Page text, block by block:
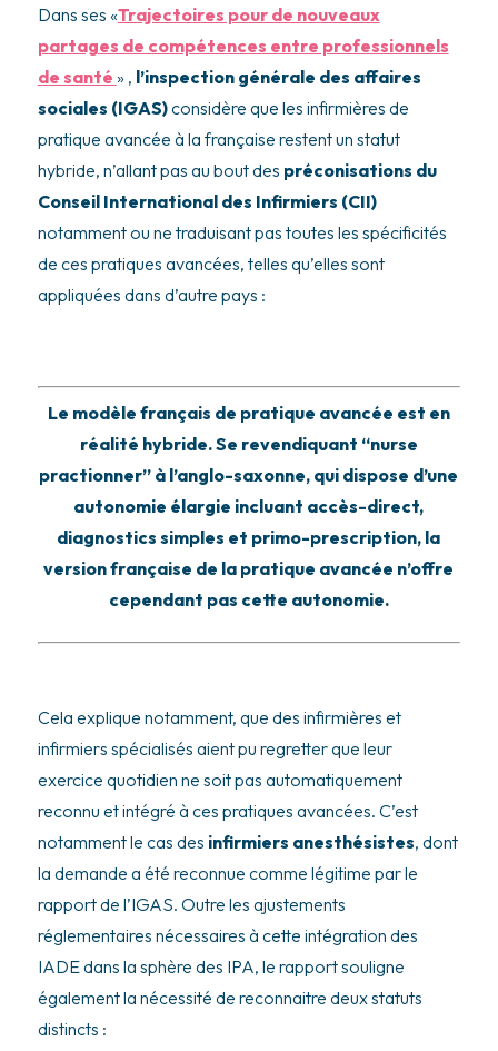
Dans ses «Trajectoires pour de nouveaux
partages de compétences entre professionnels
de santé » , l’inspection générale des affaires
sociales (IGAS)considère que les infirmières de
pratique avancée à la française restent un statut
hybride, n’allant pas au bout des préconisations du
Conseil International des Infirmiers (CII)
notamment ou ne traduisant pas toutes les spécificités
de ces pratiques avancées, telles qu’elles sont
appliquées dans d’autre pays :
Le modèle français de pratique avancée est en
réalité hybride. Se revendiquant ‘‘nurse
practionner’’ à l’anglo-saxonne, qui dispose d’une
autonomie élargie incluant accès-direct,
diagnostics simples et primo-prescription, la
version française de la pratique avancée n’offre
cependant pas cette autonomie.
Cela explique notamment, que des infirmières et
infirmiers spécialisés aient pu regretter que leur
exercice quotidien ne soit pas automatiquement
reconnu et intégré à ces pratiques avancées. C’est
notamment le cas des infirmiers anesthésistes, dont
la demande a été reconnue comme légitime par le
rapport de l’IGAS. Outre les ajustements
réglementaires nécessaires à cette intégration des
IADE dans la sphère des IPA, le rapport souligne
également la nécessité de reconnaitre deux statuts
distincts :